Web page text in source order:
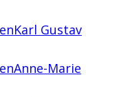
Karl Gustav
Anne-Marie